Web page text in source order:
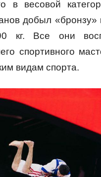
в весовой
добыл «бронзу»
кг. Все они
спортивного
видам спорта.